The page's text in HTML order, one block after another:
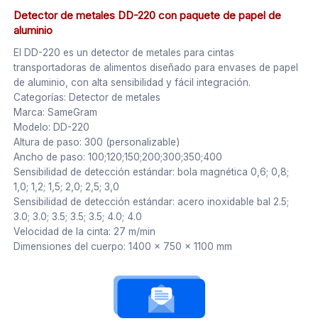
Detector de metales DD-220 con paquete de papel de
aluminio
El DD-220 es un detector de metales para cintas
transportadoras de alimentos diseñado para envases de papel
de aluminio, con alta sensibilidad y fácil integración.
Categorías: Detector de metales
Marca: SameGram
Modelo: DD-220
Altura de paso: 300 (personalizable)
Ancho de paso: 100;120;150;200;300;350;400
Sensibilidad de detección estándar: bola magnética 0,6; 0,8;
1,0; 1,2; 1,5; 2,0; 2,5; 3,0
Sensibilidad de detección estándar: acero inoxidable bal 2.5;
3.0; 3.0; 3.5; 3.5; 3.5; 4.0; 4.0
Velocidad de la cinta: 27 m/min
Dimensiones del cuerpo: 1400 × 750 × 1100 mm